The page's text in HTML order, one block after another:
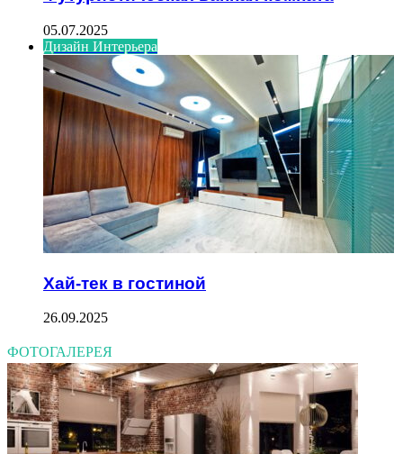
05.07.2025
Дизайн Интерьера
Хай-тек в гостиной
26.09.2025
ФОТОГАЛЕРЕЯ